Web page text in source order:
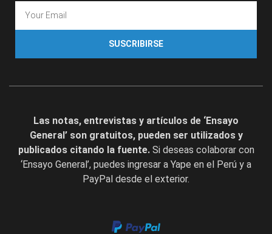
SUSCRIBIRSE
Las notas, entrevistas y artículos de ‘Ensayo
General’ son gratuitos, pueden ser utilizados y
publicados citando la fuente. Si deseas colaborar con
‘Ensayo General’, puedes ingresar a Yape en el Perú y a
PayPal desde el exterior.